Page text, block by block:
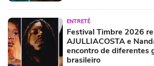
ENTRETÊ
Festival Timbre 2026
AJULLIACOSTA e
encontro de diferentes
brasileiro